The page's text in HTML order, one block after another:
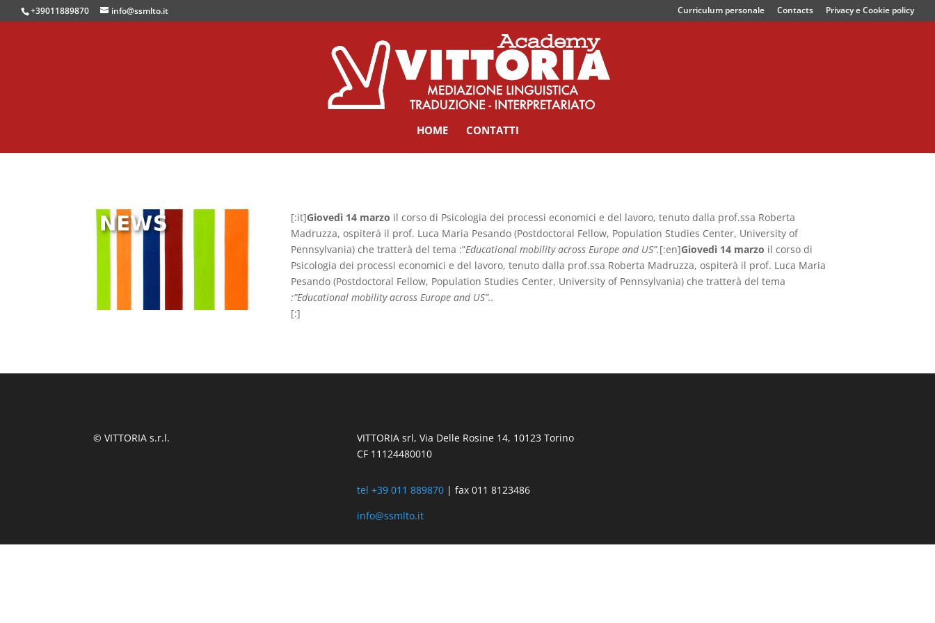
+39011889870 info@ssmlto.it Curriculum personale Contacts Privacy e Cookie policy
HOME CONTATTI
[:it]Giovedì 14 marzo il corso di Psicologia dei processi economici e del lavoro, tenuto dalla prof.ssa Roberta
Madruzza, ospiterà il prof. Luca Maria Pesando (Postdoctoral Fellow, Population Studies Center, University of
Pennsylvania) che tratterà del tema :”Educational mobility across Europe and US”.[:en]Giovedì 14 marzo il corso di
Psicologia dei processi economici e del lavoro, tenuto dalla prof.ssa Roberta Madruzza, ospiterà il prof. Luca Maria
Pesando (Postdoctoral Fellow, Population Studies Center, University of Pennsylvania) che tratterà del tema
:”Educational mobility across Europe and US”..
[:]
© VITTORIA s.r.l.
VITTORIA srl, Via Delle Rosine 14, 10123 Torino
CF 11124480010
tel +39 011 889870| fax 011 8123486
info@ssmlto.it